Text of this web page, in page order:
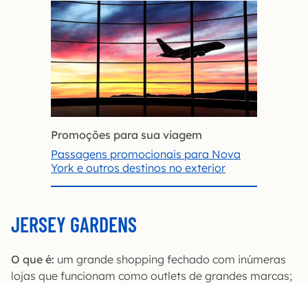
Promoções para sua viagem
Passagens promocionais para Nova
York e outros destinos no exterior
JERSEY GARDENS
O que é: um grande shopping fechado com inúmeras
lojas que funcionam como outlets de grandes marcas;